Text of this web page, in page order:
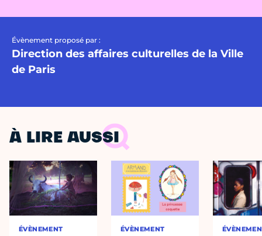
Évènement proposé par :
Direction des affaires culturelles de la Ville
de Paris
À LIRE AUSSI
ÉVÈNEMENT ÉVÈNEMENT